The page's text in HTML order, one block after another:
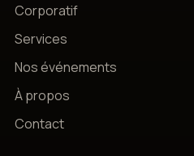
Corporatif
Services
Nos événements
À propos
Contact